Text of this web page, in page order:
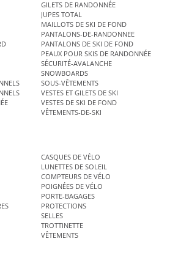
GILETS DE RANDONNÉE
JUPES TOTAL
MAILLOTS DE SKI DE FOND
PANTALONS-DE-RANDONNEE
PANTALONS DE SKI DE FOND
PEAUX POUR SKIS DE RANDONNÉE
SÉCURITÉ-AVALANCHE
SNOWBOARDS
SOUS-VÊTEMENTS
VESTES ET GILETS DE SKI
VESTES DE SKI DE FOND
VÊTEMENTS-DE-SKI
CASQUES DE VÉLO
LUNETTES DE SOLEIL
COMPTEURS DE VÉLO
POIGNÉES DE VÉLO
PORTE-BAGAGES
PROTECTIONS
SELLES
TROTTINETTE
VÊTEMENTS